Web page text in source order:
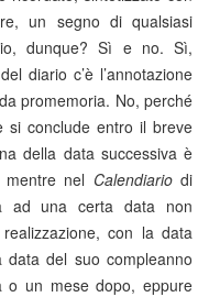
un segno di qualsiasi
dunque? Sì e no. Sì,
diario c’è l’annotazione
promemoria. No, perché
si conclude entro il breve
della data successiva è
nel Calendiariodi
ad una certa data non
con la data
data del suo compleanno
o un mese dopo, eppure